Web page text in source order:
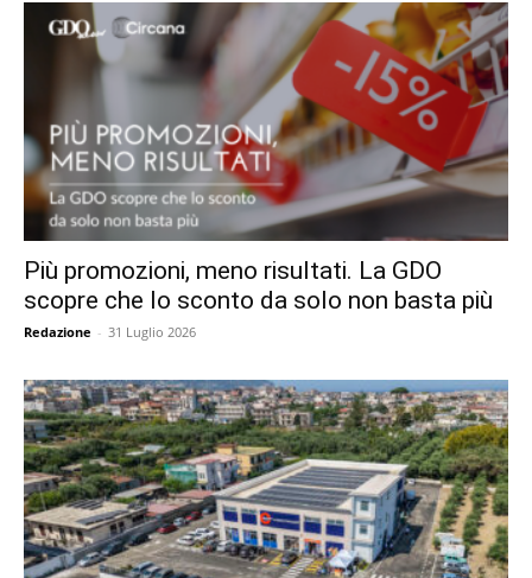
Più promozioni, meno risultati. La GDO
scopre che lo sconto da solo non basta più
Redazione - 31 Luglio 2026